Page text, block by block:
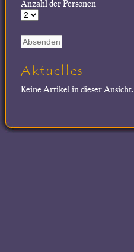
Anzahl der Personen
Aktuelles
Keine Artikel in dieser Ansicht.